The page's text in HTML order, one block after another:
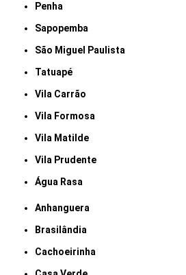
Penha
Sapopemba
São Miguel Paulista
Tatuapé
Vila Carrão
Vila Formosa
Vila Matilde
Vila Prudente
Água Rasa
Anhanguera
Brasilândia
Cachoeirinha